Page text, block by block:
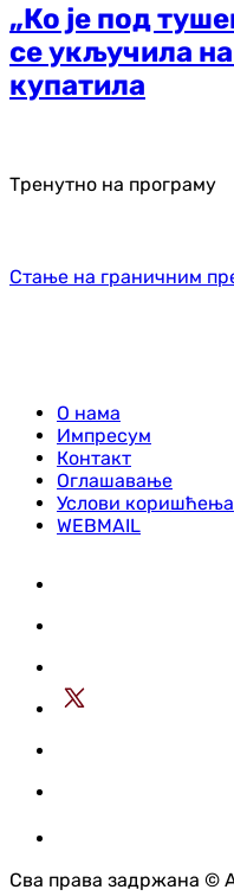
„Ко је под
се укључила
купатила
Тренутно на програму
Стање на граничним
О нама
Импресум
Контакт
Оглашавање
Услови коришћења
WEBMAIL
Сва права задржана ©